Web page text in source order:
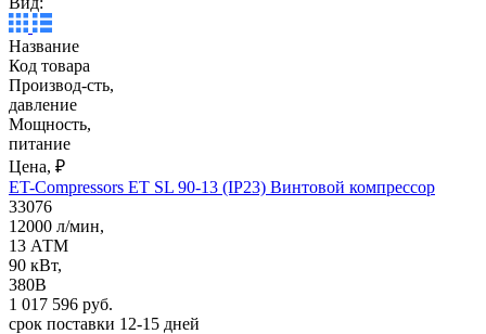
Название
Код товара
Производ-сть,
давление
Мощность,
питание
Цена, ₽
ET-Compressors ET SL 90-13 (IP23) Винтовой компрессор
33076
12000 л/мин,
13 АТМ
90 кВт,
380В
1 017 596 руб.
срок поставки 12-15 дней